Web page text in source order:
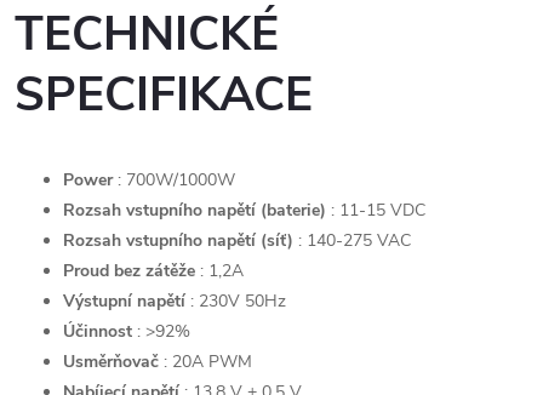
TECHNICKÉ
SPECIFIKACE
Power : 700W/1000W
Rozsah vstupního napětí (baterie) : 11-15 VDC
Rozsah vstupního napětí (síť) : 140-275 VAC
Proud bez zátěže : 1,2A
Výstupní napětí : 230V 50Hz
Účinnost : >92%
Usměrňovač : 20A PWM